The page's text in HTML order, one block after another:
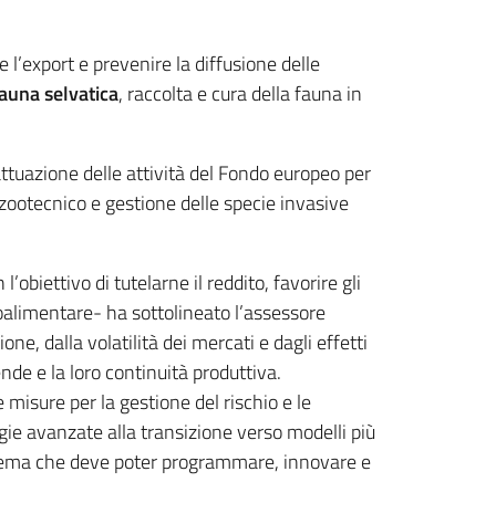
e prevenire la diffusione delle
selvatica, raccolta e cura della fauna in
delle attività del Fondo europeo per
e gestione delle specie invasive
di tutelarne il reddito, favorire gli
ha sottolineato l’assessore
dalla volatilità dei mercati e dagli effetti
e la loro continuità produttiva.
per la gestione del rischio e le
avanzate alla transizione verso modelli più
che deve poter programmare, innovare e